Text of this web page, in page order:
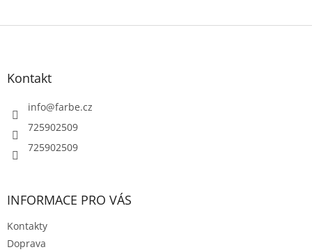
Z
Kontakt
info@farbe.cz
725902509
725902509
INFORMACE PRO VÁS
Kontakty
Doprava